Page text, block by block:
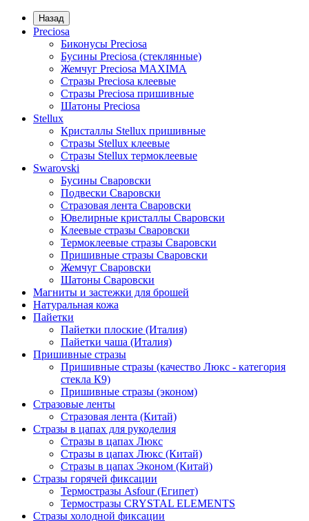
Назад
Preciosa
Биконусы Preciosa
Бусины Preciosa (стеклянные)
Жемчуг Preciosa MAXIMA
Стразы Preciosa клеевые
Стразы Preciosa пришивные
Шатоны Preciosa
Stellux
Кристаллы Stellux пришивные
Стразы Stellux клеевые
Стразы Stellux термоклеевые
Swarovski
Бусины Сваровски
Подвески Сваровски
Стразовая лента Сваровски
Ювелирные кристаллы Сваровски
Клеевые стразы Сваровски
Термоклеевые стразы Сваровски
Пришивные стразы Сваровски
Жемчуг Сваровски
Шатоны Сваровски
Магниты и застежки для брошей
Натуральная кожа
Пайетки
Пайетки плоские (Италия)
Пайетки чаша (Италия)
Пришивные стразы
Пришивные стразы (качество Люкс - категория
стекла К9)
Пришивные стразы (эконом)
Стразовые ленты
Стразовая лента (Китай)
Стразы в цапах для рукоделия
Стразы в цапах Люкс
Стразы в цапах Люкс (Китай)
Стразы в цапах Эконом (Китай)
Стразы горячей фиксации
Термостразы Asfour (Египет)
Термостразы CRYSTAL ELEMENTS
Стразы холодной фиксации